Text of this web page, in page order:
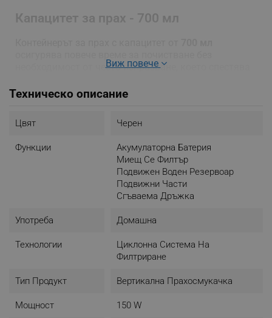
Капацитет за прах - 700 мл
необходимост от често изпразване, което спестява
Виж повече
Техническо описание
Цвят Черен
Функции
Акумулаторна Батерия
Миещ Се Филтър
Подвижен Воден Резервоар
Подвижни Части
Сгъваема Дръжка
Употреба Домашна
Технологии
Циклонна Система На
Филтриране
Тип Продукт Вертикална Прахосмукачка
Мощност 150 W